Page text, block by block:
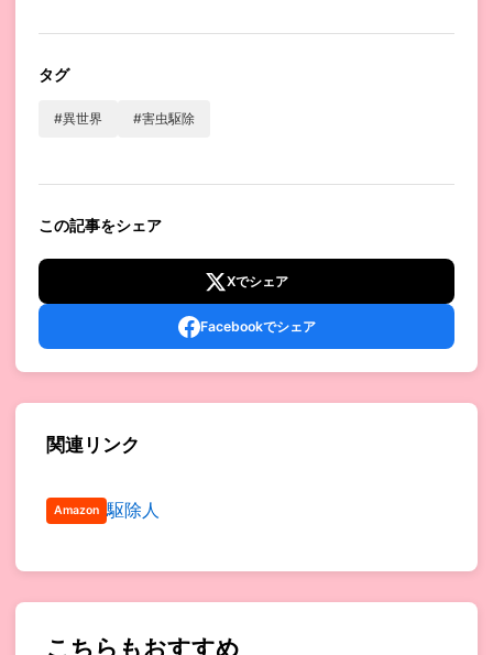
タグ
#異世界 #害虫駆除
この記事をシェア
Xでシェア
Facebookでシェア
関連リンク
Amazon 駆除人
こちらもおすすめ